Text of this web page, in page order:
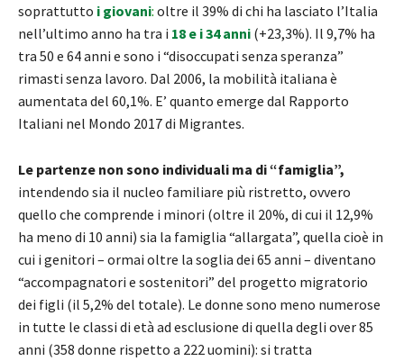
soprattutto i giovani: oltre il 39% di chi ha lasciato l’Italia
nell’ultimo anno ha tra i 18 e i 34 anni (+23,3%). Il 9,7% ha
tra 50 e 64 anni e sono i “disoccupati senza speranza”
rimasti senza lavoro. Dal 2006, la mobilità italiana è
aumentata del 60,1%. E’ quanto emerge dal Rapporto
Italiani nel Mondo 2017 di Migrantes.
Le partenze non sono individuali ma di “famiglia”,
intendendo sia il nucleo familiare più ristretto, ovvero
quello che comprende i minori (oltre il 20%, di cui il 12,9%
ha meno di 10 anni) sia la famiglia “allargata”, quella cioè in
cui i genitori – ormai oltre la soglia dei 65 anni – diventano
“accompagnatori e sostenitori” del progetto migratorio
dei figli (il 5,2% del totale). Le donne sono meno numerose
in tutte le classi di età ad esclusione di quella degli over 85
anni (358 donne rispetto a 222 uomini): si tratta